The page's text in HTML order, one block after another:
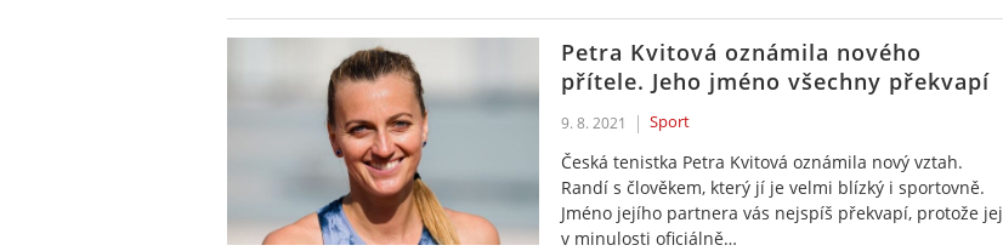
Petra Kvitová oznámila nového
přítele. Jeho jméno všechny překvapí
9. 8. 2021 Sport
Česká tenistka Petra Kvitová oznámila nový vztah.
Randí s člověkem, který jí je velmi blízký i sportovně.
Jméno jejího partnera vás nejspíš překvapí, protože jej
v minulosti oficiálně…